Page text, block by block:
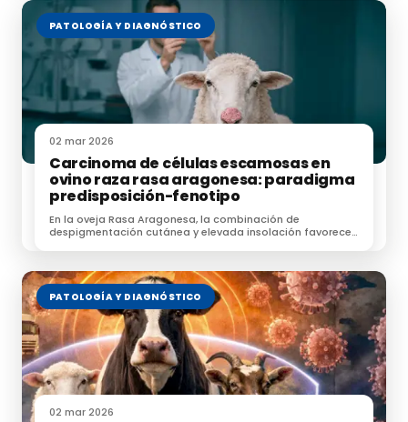
PATOLOGÍA Y DIAGNÓSTICO
02 mar 2026
Carcinoma de células escamosas en
ovino raza rasa aragonesa: paradigma
predisposición-fenotipo
En la oveja Rasa Aragonesa, la combinación de
despigmentación cutánea y elevada insolación favorece
PATOLOGÍA Y DIAGNÓSTICO
02 mar 2026